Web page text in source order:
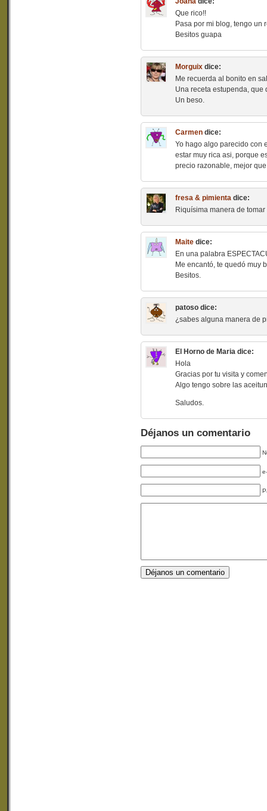
Que rico!!
Pasa por mi blog, tengo un
Besitos guapa
Morguix dice:
Me recuerda al bonito en
Una receta estupenda, que
Un beso.
Carmen dice:
Yo hago algo parecido con
estar muy rica asi, porque
precio razonable, mejor
fresa & pimienta dice:
Riquísima manera de
Maite dice:
En una palabra
Me encantó, te quedó muy
Besitos.
patoso dice:
¿sabes alguna manera de
El Horno de Maria dice:
Hola
Gracias por tu visita y
Algo tengo sobre las
Saludos.
Déjanos un comentario